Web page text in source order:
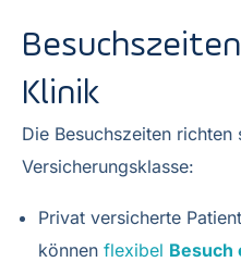
Klinik
Die Besuchszeiten richten
Versicherungsklasse:
Privat versicherte
können flexibel Besuch